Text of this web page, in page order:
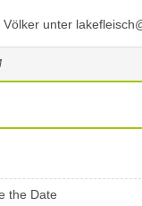
unter
the Date